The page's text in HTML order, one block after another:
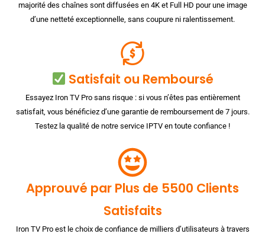
majorité des chaînes sont diffusées en 4K et Full HD pour une image
d’une netteté exceptionnelle, sans coupure ni ralentissement.
Satisfait ou Remboursé
Essayez Iron TV Pro sans risque : si vous n’êtes pas entièrement
satisfait, vous bénéficiez d’une garantie de remboursement de 7 jours.
Testez la qualité de notre service IPTV en toute confiance !
Approuvé par Plus de 5500 Clients
Satisfaits
Iron TV Pro est le choix de confiance de milliers d’utilisateurs à travers